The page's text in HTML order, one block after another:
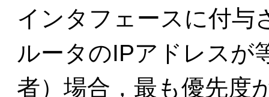
インタフェースに付与
ルータのIPアドレスが
者）場合，最も優先度